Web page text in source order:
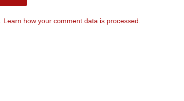
Learn how your comment data is processed.